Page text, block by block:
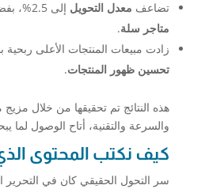
تضاعف معدل التحويل إلى 2.5%، بفضل تنفيذ خطة
متاجر سلة.
زادت مبيعات المنتجات الأعلى ربحية بنسبة
تحسين ظهور المنتجات.
هذه النتائج تم تحقيقها من خلال
والسرعة والتقنية، أتاح الوصول لما
كيف نكتب المحتوى
سر التحول الحقيقي كان في التحرير